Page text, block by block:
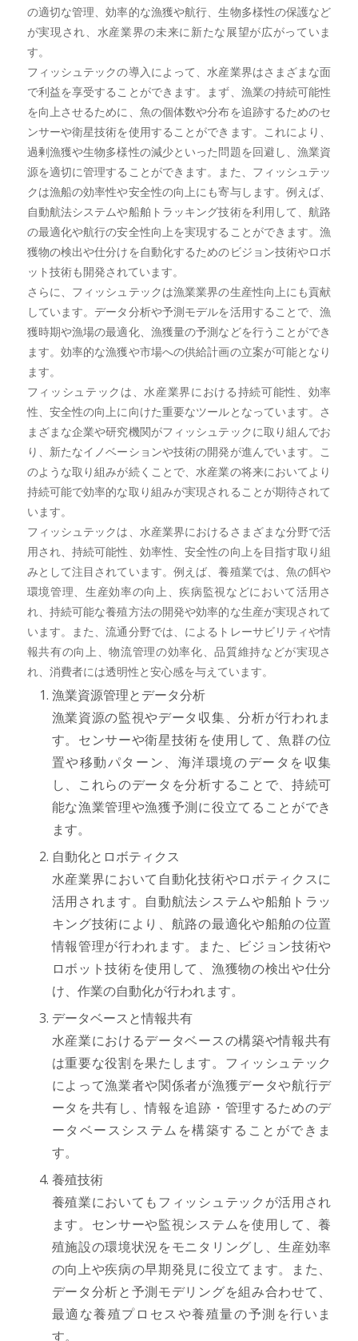
の適切な管理、効率的な漁獲や航行、生物多様性の保護など
が実現され、水産業界の未来に新たな展望が広がっていま
す。
フィッシュテックの導入によって、水産業界はさまざまな面
で利益を享受することができます。まず、漁業の持続可能性
を向上させるために、魚の個体数や分布を追跡するためのセ
ンサーや衛星技術を使用することができます。これにより、
過剰漁獲や生物多様性の減少といった問題を回避し、漁業資
源を適切に管理することができます。また、フィッシュテッ
クは漁船の効率性や安全性の向上にも寄与します。例えば、
自動航法システムや船舶トラッキング技術を利用して、航路
の最適化や航行の安全性向上を実現することができます。漁
獲物の検出や仕分けを自動化するためのビジョン技術やロボ
ット技術も開発されています。
さらに、フィッシュテックは漁業業界の生産性向上にも貢献
しています。データ分析や予測モデルを活用することで、漁
獲時期や漁場の最適化、漁獲量の予測などを行うことができ
ます。効率的な漁獲や市場への供給計画の立案が可能となり
ます。
フィッシュテックは、水産業界における持続可能性、効率
性、安全性の向上に向けた重要なツールとなっています。さ
まざまな企業や研究機関がフィッシュテックに取り組んでお
り、新たなイノベーションや技術の開発が進んでいます。こ
のような取り組みが続くことで、水産業の将来においてより
持続可能で効率的な取り組みが実現されることが期待されて
います。
フィッシュテックは、水産業界におけるさまざまな分野で活
用され、持続可能性、効率性、安全性の向上を目指す取り組
みとして注目されています。例えば、養殖業では、魚の餌や
環境管理、生産効率の向上、疾病監視などにおいて活用さ
れ、持続可能な養殖方法の開発や効率的な生産が実現されて
います。また、流通分野では、によるトレーサビリティや情
報共有の向上、物流管理の効率化、品質維持などが実現さ
れ、消費者には透明性と安心感を与えています。
漁業資源管理とデータ分析
漁業資源の監視やデータ収集、分析が行われま
す。センサーや衛星技術を使用して、魚群の位
置や移動パターン、海洋環境のデータを収集
し、これらのデータを分析することで、持続可
能な漁業管理や漁獲予測に役立てることができ
ます。
自動化とロボティクス
水産業界において自動化技術やロボティクスに
活用されます。自動航法システムや船舶トラッ
キング技術により、航路の最適化や船舶の位置
情報管理が行われます。また、ビジョン技術や
ロボット技術を使用して、漁獲物の検出や仕分
け、作業の自動化が行われます。
データベースと情報共有
水産業におけるデータベースの構築や情報共有
は重要な役割を果たします。フィッシュテック
によって漁業者や関係者が漁獲データや航行デ
ータを共有し、情報を追跡・管理するためのデ
ータベースシステムを構築することができま
す。
養殖技術
養殖業においてもフィッシュテックが活用され
ます。センサーや監視システムを使用して、養
殖施設の環境状況をモニタリングし、生産効率
の向上や疾病の早期発見に役立てます。また、
データ分析と予測モデリングを組み合わせて、
最適な養殖プロセスや養殖量の予測を行いま
す。